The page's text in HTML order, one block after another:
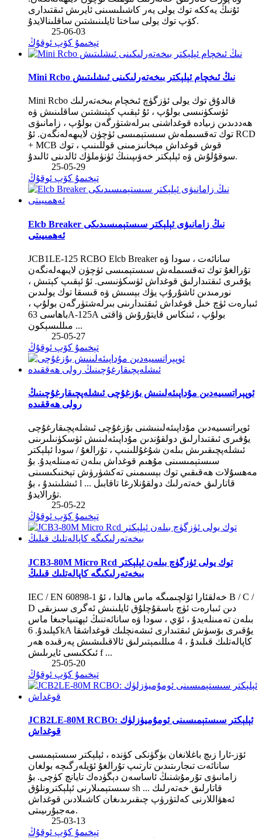
ئۇنىڭ يەككە توك يولى يەر كاشىلىسىنى ئايرىش ئىقتىدارى
كۆپ توك يولى ساختا ئايلىنىشتىن ساقلىنالايدۇ.
25-06-03
تېخىمۇ كۆپ ئوقۇڭ
Mini Rcbo نىڭ ئىخچام ئېلېكتر بىخەتەرلىكىنى ئىشلىتىش
Mini Rcbo قالدۇق توك يولى ئۈزگۈچ ئىخچام بىخەتەرلىك
ئۈسكۈنىسى بولۇپ ، ئۇ ئېقىپ كېتىشتىن ساقلىنىش ۋە
ھەددىدىن زىيادە قوغداشنى بىرلەشتۈرگەن بولۇپ ، زامانىۋى
توك تەقسىملەش سىستېمىسى ئۈچۈن لايىھەلەنگەن. ئۇ RCD
+ MCB قوش قوغداش مېخانىزمىنى قوللىنىپ ، توك
سوقۇلۇش ۋە ئېلېكتر خەۋىپىنىڭ ئۈنۈملۈك ئالدىنى ئالىدۇ.
25-05-29
تېخىمۇ كۆپ ئوقۇڭ
Elcb Breaker نىڭ زامانىۋى ئېلېكتر سىستېمىسىدىكى
ئەھمىيىتى
JCB1LE-125 RCBO Elcb Breaker سانائەت ، سودا ۋە
تۇرالغۇ توك تەقسىملەش سىستېمىسى ئۈچۈن لايىھەلەنگەن
يۇقىرى ئىقتىدارلىق قوغداش ئۈسكۈنىسى. ئۇ ئېقىپ كېتىش ،
نورمىدىن ئاشۇرۇپ يۈك بېسىش ۋە قىسقا توك يولىدىن
ئىبارەت ئۈچ خىل قوغداش ئىقتىدارىنى بىرلەشتۈرگەن بولۇپ ،
باھاسى 63A-125A بولۇپ ، ئىنكاس قايتۇرۇش ۋاقتى
مىللىسېكون ...
25-05-27
تېخىمۇ كۆپ ئوقۇڭ
ئوپېراتسىيەدىن مۇداپىئەلىنىش بۇزغۇچى ئىشلەپچىقارغۇچىنىڭ
رولى ھەققىدە
ئوپراتسىيەدىن مۇداپىئەلىنىشنى بۇزغۇچى ئىشلەپچىقارغۇچى
يۇقىرى ئىقتىدارلىق دولقۇندىن مۇداپىئەلىنىش ئۈسكۈنىلىرىنى
ئىشلەپچىقىرىش بىلەن شۇغۇللىنىپ ، تۇرالغۇ / سودا ئېلېكتر
سىستېمىسىنى مۇھىم قوغداش بىلەن تەمىنلەيدۇ. بۇ
مەھسۇلات ھەقىقىي توك بېسىمىنى تەكشۈرۈش تېخنىكىسىنى
ئىشلىتىدۇ ، بۇ l ... قاتارلىق خەتەرلىك دولقۇنلارغا تاقابىل
تۇرالايدۇ.
25-05-22
تېخىمۇ كۆپ ئوقۇڭ
JCB3-80M Micro Rcd توك يولى ئۈزگۈچ بىلەن ئېلېكتر
بىخەتەرلىكىگە كاپالەتلىك قىلىڭ
IEC / EN 60898-1 خەلقئارا ئۆلچىمىگە ماس ھالدا ، ئۇ B / C /
D دىن ئىبارەت ئۈچ باسقۇچلۇق ئايلىنىش ئەگرى سىزىقى
بىلەن تەمىنلەيدۇ ، ئۆي ، سودا ۋە سانائەتنىڭ ئېھتىياجىغا ماس
كېلىدۇ. 6kA يۇقىرى بۆسۈش ئىقتىدارى ئىشەنچلىك قوغداشقا
كاپالەتلىك قىلىدۇ ، 4 مىللىمېتىرلىق ئالاقىلىشىش پەرقىدە ھەر
ئىككىسى ئايرىلىش f ...
25-05-20
تېخىمۇ كۆپ ئوقۇڭ
JCB2LE-80M RCBO: ئېلېكتر سىستېمىسىنى ئومۇميۈزلۈك
قوغداش
ئۆز-ئارا زىچ باغلانغان بۈگۈنكى كۈندە ، ئېلېكتر سىستېمىسى
سانائەت تىجارىتىدىن تارتىپ تۇرالغۇ ئۆيلەرگىچە بولغان
زامانىۋى تۇرمۇشنىڭ ئاساسەن دېگۈدەك تايانچ كۈچى. بۇ
سىستېمىلارنى ئېلېكترونلۇق sh ... قاتارلىق خەتەرلىك
ئەھۋاللارنى كەلتۈرۈپ چىقىرىدىغان كاشىلادىن قوغداش
مەجبۇرىيىتى.
25-03-13
تېخىمۇ كۆپ ئوقۇڭ